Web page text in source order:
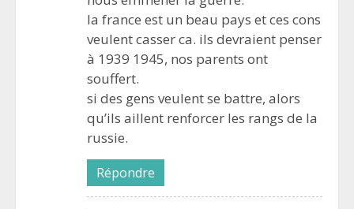
la france est un beau pays et ces cons
veulent casser ca. ils devraient penser
à 1939 1945, nos parents ont
souffert.
si des gens veulent se battre, alors
qu’ils aillent renforcer les rangs de la
russie.
Répondre